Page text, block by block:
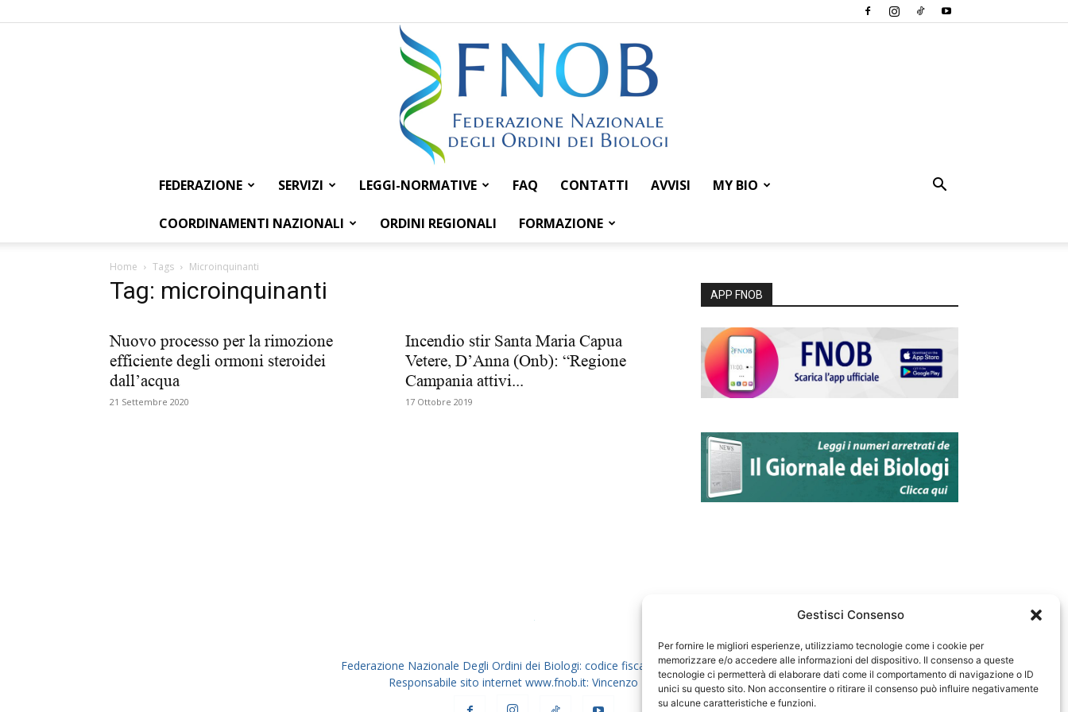
Gestisci Consenso
Per fornire le migliori esperienze, utilizziamo tecnologie come i cookie per
memorizzare e/o accedere alle informazioni del dispositivo. Il consenso a queste
tecnologie ci permetterà di elaborare dati come il comportamento di navigazione o ID
unici su questo sito. Non acconsentire o ritirare il consenso può influire negativamente
su alcune caratteristiche e funzioni.
Federazione
FEDERAZIONE SERVIZI LEGGI-NORMATIVE FAQ CONTATTI AVVISI MY BIO
COORDINAMENTI NAZIONALI ORDINI REGIONALI FORMAZIONE
Home Tags Microinquinanti
Tag: microinquinanti
Nuovo processo per la rimozione
efficiente degli ormoni steroidei
dall’acqua
21 Settembre 2020
Incendio stir Santa Maria Capua
Vetere, D’Anna (Onb): “Regione
Campania attivi...
17 Ottobre 2019
APP FNOB
Federazione Nazionale Degli Ordini dei Biologi: codice fiscale 80069130583
Responsabile sito internet www.fnob.it: Vincenzo D'Anna